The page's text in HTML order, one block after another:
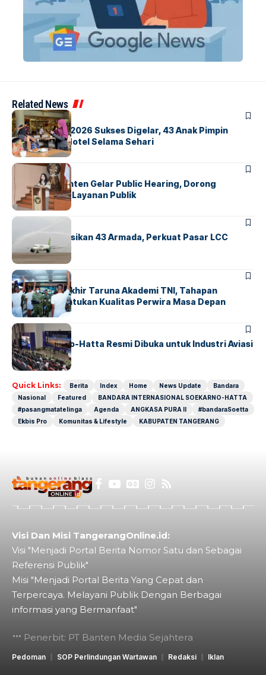
Related News
BERITAINDEX
GM For A Day 2026 Sukses Digelar, 43 Anak Pimpin
Operasional Hotel Selama Sehari
BANDARA BERITA
Karantina Banten Gelar Public Hearing, Dorong
Transparansi Layanan Publik
BANDARA
Citilink Operasikan 43 Armada, Perkuat Pasar LCC
Nasional
BERITA
Sidang Pantukhir Taruna Akademi TNI, Tahapan
Strategis Tentukan Kualitas Perwira Masa Depan
BANDARA BERITA
IALC Soekarno-Hatta Resmi Dibuka untuk Industri Aviasi
Dunia
Quick Links: Berita Index Home News Update
Bandara
Nasional
Featured
BANDARA INTERNASIONAL SOEKARNO-HATTA
#pasangmatatelinga
Agenda ANGKASA PURA II
#bandaraSoetta
Ekbis Pro
Komunitas & Lifestyle KABUPATEN TANGERANG
Visi Dan Misi TangerangOnline.id:
Visi "Menjadi Portal Berita Nomor Satu dan Sebagai
Referensi Publik"
Misi "Menjadi Portal Berita Yang Cepat dan
Terpercaya. Melayani Publik Dengan Berbagai
informasi yang Bermanfaat"
Penerbit: PT Banten Media Sejahtera
Pedoman SOP Perlindungan Wartawan Redaksi Iklan